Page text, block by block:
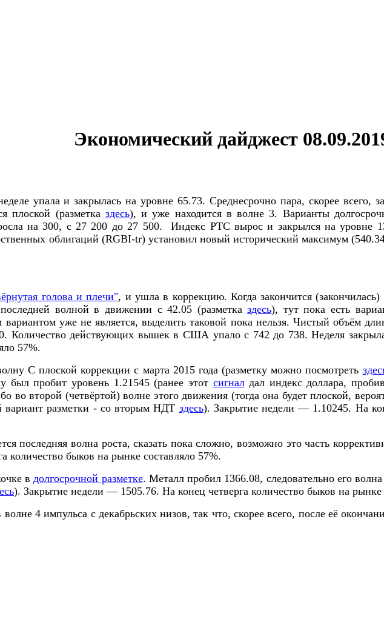
Экономический дайджест
упала и закрылась на уровне 65.73. Среднесрочно пара, скорее всего,
плоской (разметка здесь), и уже находится в волне 3. Варианты
на 300, с 27 200 до 27 500. Индекс РТС вырос и закрылся на уровне
облигаций (RGBI-tr) установил новый исторический максимум
голова и плечи", и ушла в коррекцию. Когда закончится (закончилась)
волной в движении с 42.05 (разметказдесь), тут пока есть
уже не является, выделить таковой пока нельзя. Чистый объём
Количество действующих вышек в США упало с 742 до 738. Неделя
57%.
С плоской коррекции с марта 2015 года (разметку можно посмотреть
был пробит уровень 1.21545 (ранее этот сигналдал индекс доллара,
во второй (четвёртой) волне этого движения (тогда она будет плоской,
вариант разметки - со вторым НДТ здесь). Закрытие недели — 1.10245. На
последняя волна роста, сказать пока сложно, возможно это часть
количество быков на рынке составляло 57%.
в долгосрочной разметке. Металл пробил 1366.08, следовательно его
). Закрытие недели — 1505.76. На конец четверга количество быков на рынке
волне 4 импульса с декабрьских низов, так что, скорее всего, после её